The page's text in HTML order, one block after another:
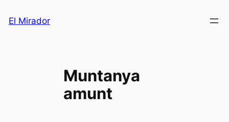
alEl Mirador
Muntanya
amunt